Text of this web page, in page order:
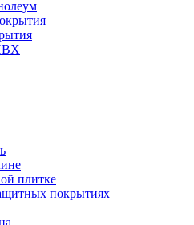
плитке
покрытиях